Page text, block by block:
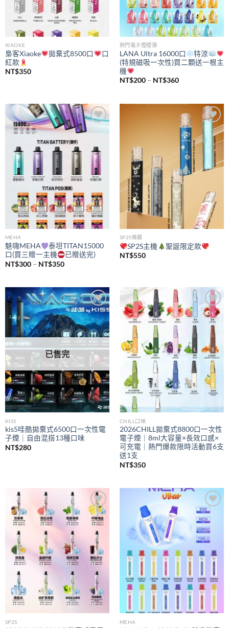
XIAOKE
梟客Xiaoke 拋棄式8500口
口
紅款
NT$350
熱門電子煙煙彈
LANA Ultra 16000口
特涼
(特規磁吸一次性)買二顆送一根主
機
NT$200 – NT$360價
NT$200
到
NT$360
Add to
MEHA
魅嗨MEHA
泰坦TITAN15000
口(買三贈一主機
已贈送完)
NT$300 – NT$350價
NT$300
到
NT$350
Add to
wishlist
SP2S推薦
SP2S主機
聖誕限定款
NT$550
Add to
wishlist
已售完
KIS5
kis5哇酷拋棄式6500口一次性電
子煙｜自由混搭13種口味
NT$280
Add to
wishlist
CHILL口味
2026CHILL拋棄式8800口一次性
電子煙｜8ml大容量×長效口感×
可充電｜熱門爆款限時活動買6支
送1支
NT$350
Add to
wishlist
SP2S
Add to
wishlist
MEHA